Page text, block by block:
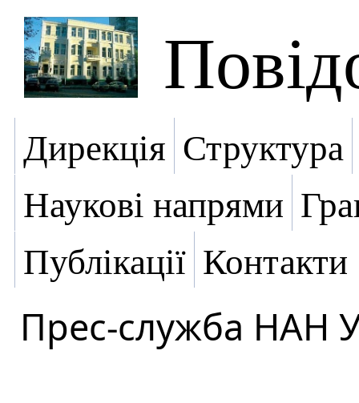
Дирекція Структура
Наукові напрями
Публікації Контакти
Прес-служба НАН